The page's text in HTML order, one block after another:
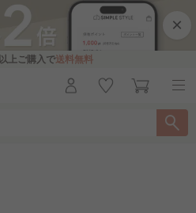
×
以上ご購入で送料無料